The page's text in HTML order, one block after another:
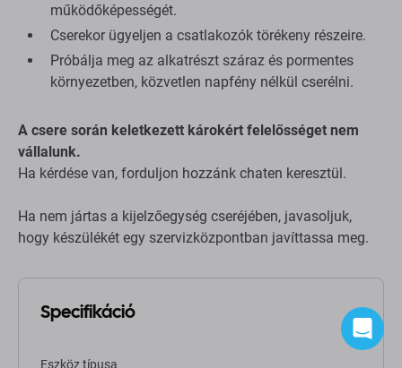
működőképességét.
Cserekor ügyeljen a csatlakozók törékeny részeire.
Próbálja meg az alkatrészt száraz és pormentes
környezetben, közvetlen napfény nélkül cserélni.
A csere során keletkezett károkért felelősséget nem
vállalunk.
Ha kérdése van, forduljon hozzánk chaten keresztül.
Ha nem jártas a kijelzőegység cseréjében, javasoljuk,
hogy készülékét egy szervizközpontban javíttassa meg.
Specifikáció
Eszköz típusa